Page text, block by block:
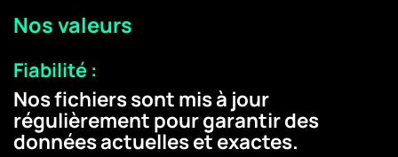
Nos valeurs
Fiabilité :
Nos fichiers sont mis à jour
régulièrement pour garantir des
données actuelles et exactes.